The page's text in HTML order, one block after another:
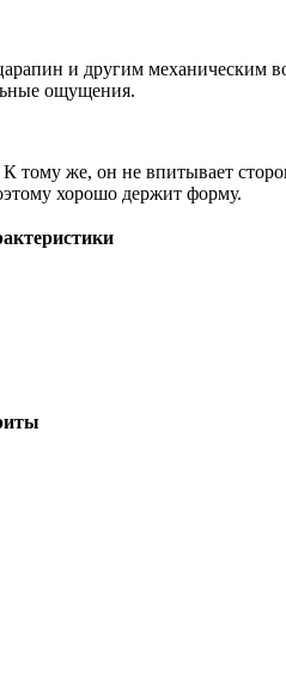
и другим механическим
ощущения.
тому же, он не впитывает
хорошо держит форму.